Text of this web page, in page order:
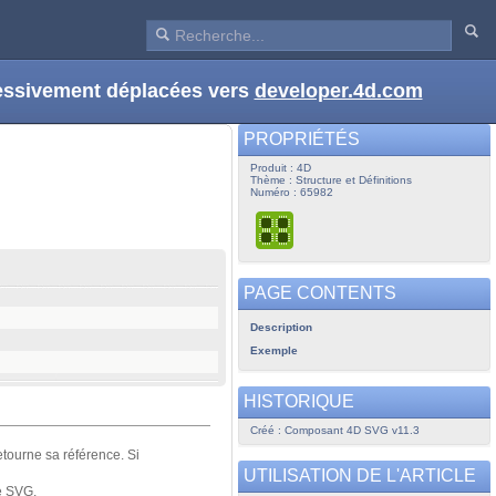
déplacées vers developer.4d.com
sa référence. Si
SVG.
PROPRIÉTÉS
Produit : 4D
Thème : Structure et Définitions
Numéro : 65982
PAGE CONTENTS
Description
Exemple
HISTORIQUE
Créé : Composant 4D SVG v11.3
UTILISATION DE L'ARTICLE